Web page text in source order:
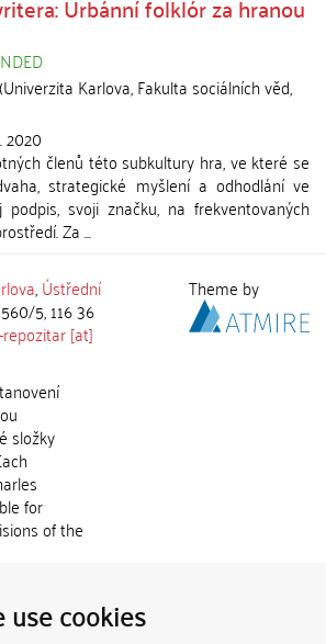
use cookies
(Univerzita Karlova, Fakulta sociálních věd,
2020
členů této subkultury hra, ve které se
strategické myšlení a odhodlání ve
svoji značku, na frekventovaných
Za ...
,Ústřední
5, 116 36
[at]
složky
for
of the
použity k
vydávány
Theme by